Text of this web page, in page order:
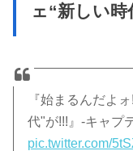
ェ“新しい時
『始まるんだよ
代"が!!!』-キャプ
pic.twitter.com/